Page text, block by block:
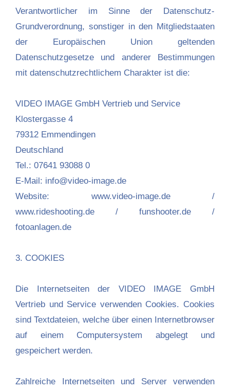
Verantwortlicher im Sinne der Datenschutz-
Grundverordnung, sonstiger in den Mitgliedstaaten
der Europäischen Union geltenden
Datenschutzgesetze und anderer Bestimmungen
mit datenschutzrechtlichem Charakter ist die:
VIDEO IMAGE GmbH Vertrieb und Service
Klostergasse 4
79312 Emmendingen
Deutschland
Tel.: 07641 93088 0
E-Mail: info@video-image.de
Website: www.video-image.de /
www.rideshooting.de / funshooter.de /
fotoanlagen.de
3. COOKIES
Die Internetseiten der VIDEO IMAGE GmbH
Vertrieb und Service verwenden Cookies. Cookies
sind Textdateien, welche über einen Internetbrowser
auf einem Computersystem abgelegt und
gespeichert werden.
Zahlreiche Internetseiten und Server verwenden